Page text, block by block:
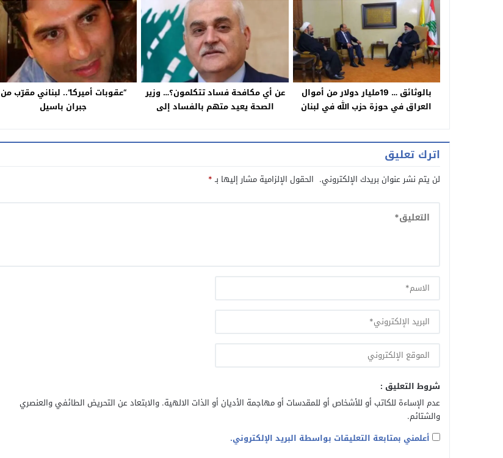
بالوثائق … 19مليار دولار من أموال
العراق في حوزة حزب الله في لبنان
عن أي مكافحة فساد تتكلمون؟… وزير
الصحة يعيد متهم بالفساد إلى
“عقوبات أميركا”.. لبناني مقرّب من
جبران باسيل
اترك تعليق
لن يتم نشر عنوان بريدك الإلكتروني. الحقول الإلزامية مشار إليها بـ*
شروط التعليق :
عدم الإساءة للكاتب أو للأشخاص أو للمقدسات أو مهاجمة الأديان أو الذات الالهية. والابتعاد عن التحريض الطائفي والعنصري
والشتائم.
أعلمني بمتابعة التعليقات بواسطة البريد الإلكتروني.